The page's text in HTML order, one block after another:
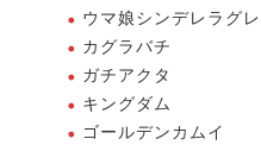
ウマ娘シンデレラグレ
カグラバチ
ガチアクタ
キングダム
ゴールデンカムイ